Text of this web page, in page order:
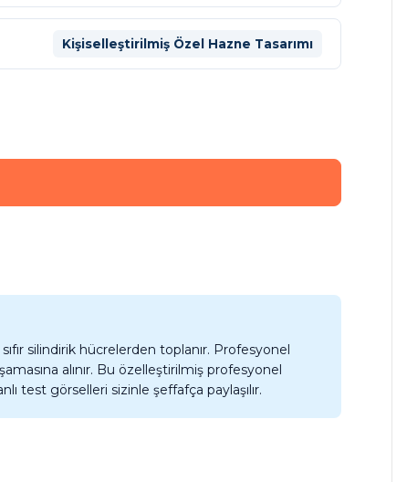
Kişiselleştirilmiş Özel Hazne Tasarımı
silindirik hücrelerden toplanır. Profesyonel
alınır. Bu özelleştirilmiş profesyonel
test görselleri sizinle şeffafça paylaşılır.